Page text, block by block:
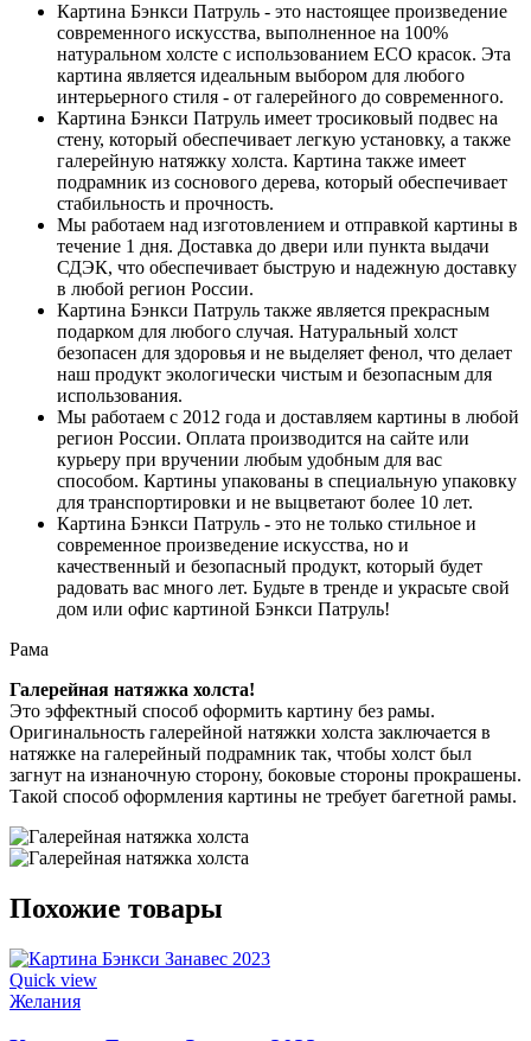
Картина Бэнкси Патруль - это настоящее произведение
современного искусства, выполненное на 100%
натуральном холсте с использованием ECO красок. Эта
картина является идеальным выбором для любого
интерьерного стиля - от галерейного до современного.
Картина Бэнкси Патруль имеет тросиковый подвес на
стену, который обеспечивает легкую установку, а также
галерейную натяжку холста. Картина также имеет
подрамник из соснового дерева, который обеспечивает
стабильность и прочность.
Мы работаем над изготовлением и отправкой картины в
течение 1 дня. Доставка до двери или пункта выдачи
СДЭК, что обеспечивает быструю и надежную доставку
в любой регион России.
Картина Бэнкси Патруль также является прекрасным
подарком для любого случая. Натуральный холст
безопасен для здоровья и не выделяет фенол, что делает
наш продукт экологически чистым и безопасным для
использования.
Мы работаем с 2012 года и доставляем картины в любой
регион России. Оплата производится на сайте или
курьеру при вручении любым удобным для вас
способом. Картины упакованы в специальную упаковку
для транспортировки и не выцветают более 10 лет.
Картина Бэнкси Патруль - это не только стильное и
современное произведение искусства, но и
качественный и безопасный продукт, который будет
радовать вас много лет. Будьте в тренде и украсьте свой
дом или офис картиной Бэнкси Патруль!
Рама
Галерейная натяжка холста!
Это эффектный способ оформить картину без рамы.
Оригинальность галерейной натяжки холста заключается в
натяжке на галерейный подрамник так, чтобы холст был
загнут на изнаночную сторону, боковые стороны прокрашены.
Такой способ оформления картины не требует багетной рамы.
Похожие товары
Quick view
Желания